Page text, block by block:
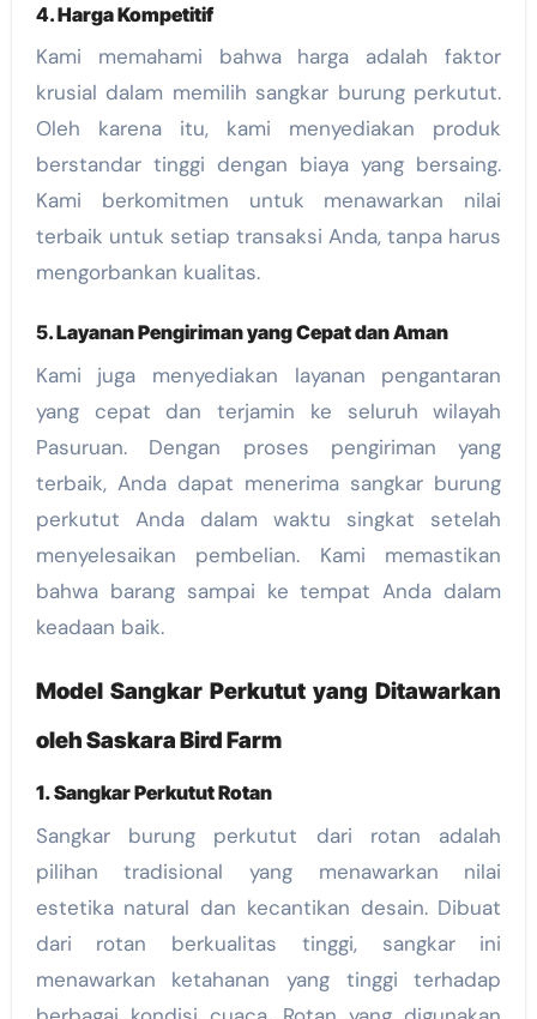
4.Harga Kompetitif
Kami memahami bahwa harga adalah faktor
krusial dalam memilih sangkar burung perkutut.
Oleh karena itu, kami menyediakan produk
berstandar tinggi dengan biaya yang bersaing.
Kami berkomitmen untuk menawarkan nilai
terbaik untuk setiap transaksi Anda, tanpa harus
mengorbankan kualitas.
5.Layanan Pengiriman yang Cepat dan Aman
Kami juga menyediakan layanan pengantaran
yang cepat dan terjamin ke seluruh wilayah
Pasuruan. Dengan proses pengiriman yang
terbaik, Anda dapat menerima sangkar burung
perkutut Anda dalam waktu singkat setelah
menyelesaikan pembelian. Kami memastikan
bahwa barang sampai ke tempat Anda dalam
keadaan baik.
Model Sangkar Perkutut yang Ditawarkan
oleh Saskara Bird Farm
1. Sangkar Perkutut Rotan
Sangkar burung perkutut dari rotan adalah
pilihan tradisional yang menawarkan nilai
estetika natural dan kecantikan desain. Dibuat
dari rotan berkualitas tinggi, sangkar ini
menawarkan ketahanan yang tinggi terhadap